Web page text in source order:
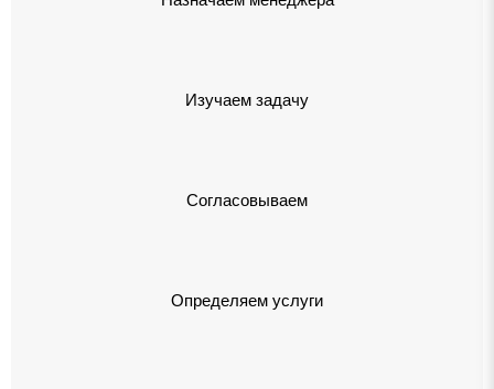
Изучаем задачу
Согласовываем
Определяем услуги